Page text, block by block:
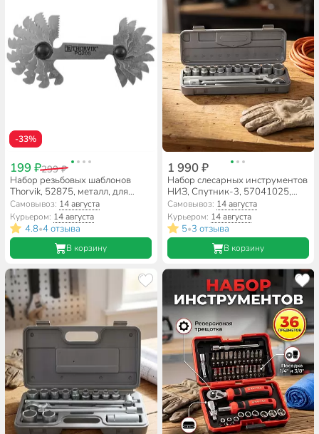
-33%
199 ₽299 ₽
Набор резьбовых шаблонов
Thorvik, 52875, металл, для
наружных резьб, 20 предметов
Самовывоз: 14 августа
Курьером: 14 августа
4.8•4 отзыва
В корзину
1 990 ₽
Набор слесарных инструментов
НИЗ, Спутник-3, 57041025,
1/2", 6-гранный, кейс, 15
предметов
Самовывоз: 14 августа
Курьером: 14 августа
5•3 отзыва
В корзину